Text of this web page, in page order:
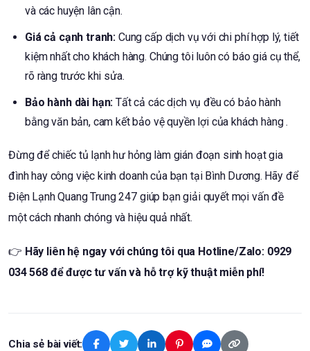
và các huyện lân cận.
Giá cả cạnh tranh: Cung cấp dịch vụ với chi phí hợp lý, tiết
kiệm nhất cho khách hàng. Chúng tôi luôn có báo giá cụ thể,
rõ ràng trước khi sửa.
Bảo hành dài hạn: Tất cả các dịch vụ đều có bảo hành
bằng văn bản, cam kết bảo vệ quyền lợi của khách hàng .
Đừng để chiếc tủ lạnh hư hỏng làm gián đoạn sinh hoạt gia
đình hay công việc kinh doanh của bạn tại Bình Dương. Hãy để
Điện Lạnh Quang Trung 247 giúp bạn giải quyết mọi vấn đề
một cách nhanh chóng và hiệu quả nhất.
👉 Hãy liên hệ ngay với chúng tôi qua Hotline/Zalo: 0929
034 568 để được tư vấn và hỗ trợ kỹ thuật miễn phí!
Chia sẻ bài viết: